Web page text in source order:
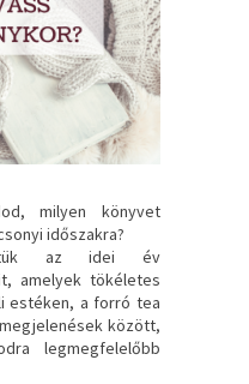
milyen könyvet
időszakra?
az idei év
amelyek tökéletes
estéken, a forró tea
között,
legmegfelelőbb